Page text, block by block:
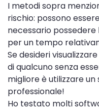
I metodi sopra
rischio: possono
necessario
per un tempo
Se desideri
di qualcuno senza
migliore è utilizzare
professionale!
Ho testato molti